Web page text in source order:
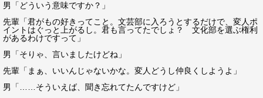
男「どういう意味ですか？」
先輩「君がもの好きってこと。文芸部に入ろうとするだけで、変人ポ
イントはぐっと上がるし。君も言ってたでしょ？ 文化部を選ぶ権利
があるわけですって」
男「そりゃ、言いましたけどね」
先輩「まぁ、いいんじゃないかな。変人どうし仲良くしようよ」
男「……そういえば、聞き忘れてたんですけど」